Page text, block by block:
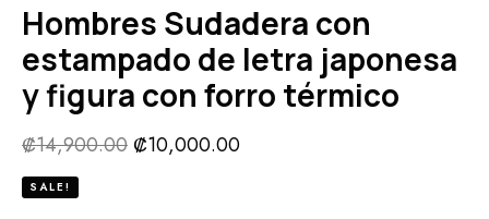
Hombres Sudadera con
estampado de letra japonesa
y figura con forro térmico
₡14,900.00 ₡10,000.00
SALE!